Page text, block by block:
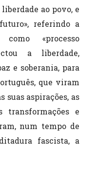
ao povo, e
referindo a
«processo
a liberdade,
e soberania, para
que viram
suas aspirações, as
transformações e
num tempo de
fascista, a